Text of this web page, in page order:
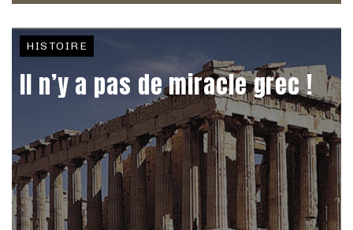
HISTOIRE
Il n’y a pas de miracle grec !